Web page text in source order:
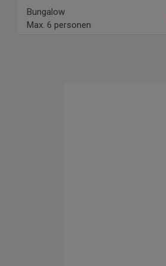
Bungalow
Max. 6 personen